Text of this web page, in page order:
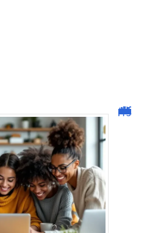
Malgrim com : tout ce que vous devez savoir sur la plateforme !